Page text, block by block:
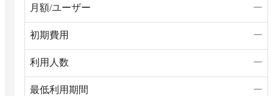
月額/ユーザー ー
初期費用 ー
利用人数 ー
最低利用期間 ー